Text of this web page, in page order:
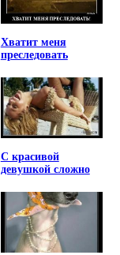
Хватит меня
преследовать
С красивой
девушкой сложно